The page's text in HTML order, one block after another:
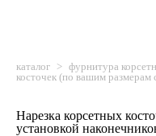
каталог > фурнитура
косточек (по вашим размерам
Нарезка корсетных
установкой